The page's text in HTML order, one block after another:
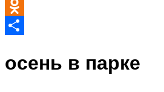
VK
Odnoklassniki
осень в парке